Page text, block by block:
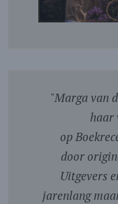
"Marga van
haar
op
door
Uitgevers
jarenlang